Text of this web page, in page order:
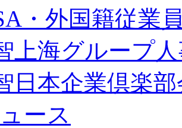
・外国籍従業
上海グループ
日本企業倶楽
ース